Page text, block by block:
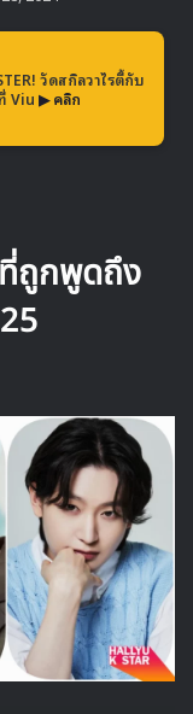
Bar:
วามสัมพันธ์
ทำงานในสำนักงาน
นสังคมแต่เปี่ยมด้วย
น ทนายรุ่นพี่ผู้
วัดสกิลวาไรตี้กับ
Viu ▶ คลิก